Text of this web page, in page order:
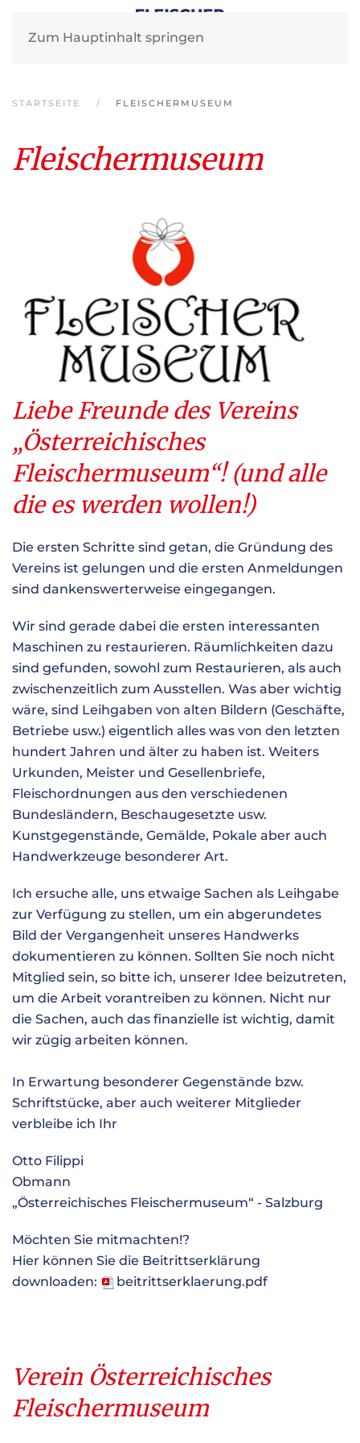
Zum Hauptinhalt springen
STARTSEITE FLEISCHERMUSEUM
Fleischermuseum
Liebe Freunde des Vereins
„Österreichisches
Fleischermuseum“! (und alle
die es werden wollen!)
Die ersten Schritte sind getan, die Gründung des
Vereins ist gelungen und die ersten Anmeldungen
sind dankenswerterweise eingegangen.
Wir sind gerade dabei die ersten interessanten
Maschinen zu restaurieren. Räumlichkeiten dazu
sind gefunden, sowohl zum Restaurieren, als auch
zwischenzeitlich zum Ausstellen. Was aber wichtig
wäre, sind Leihgaben von alten Bildern (Geschäfte,
Betriebe usw.) eigentlich alles was von den letzten
hundert Jahren und älter zu haben ist. Weiters
Urkunden, Meister und Gesellenbriefe,
Fleischordnungen aus den verschiedenen
Bundesländern, Beschaugesetzte usw.
Kunstgegenstände, Gemälde, Pokale aber auch
Handwerkzeuge besonderer Art.
Ich ersuche alle, uns etwaige Sachen als Leihgabe
zur Verfügung zu stellen, um ein abgerundetes
Bild der Vergangenheit unseres Handwerks
dokumentieren zu können. Sollten Sie noch nicht
Mitglied sein, so bitte ich, unserer Idee beizutreten,
um die Arbeit vorantreiben zu können. Nicht nur
die Sachen, auch das finanzielle ist wichtig, damit
wir zügig arbeiten können.
In Erwartung besonderer Gegenstände bzw.
Schriftstücke, aber auch weiterer Mitglieder
verbleibe ich Ihr
Otto Filippi
Obmann
„Österreichisches Fleischermuseum“ - Salzburg
Möchten Sie mitmachten!?
Hier können Sie die Beitrittserklärung
downloaden:
beitrittserklaerung.pdf
Verein Österreichisches
Fleischermuseum